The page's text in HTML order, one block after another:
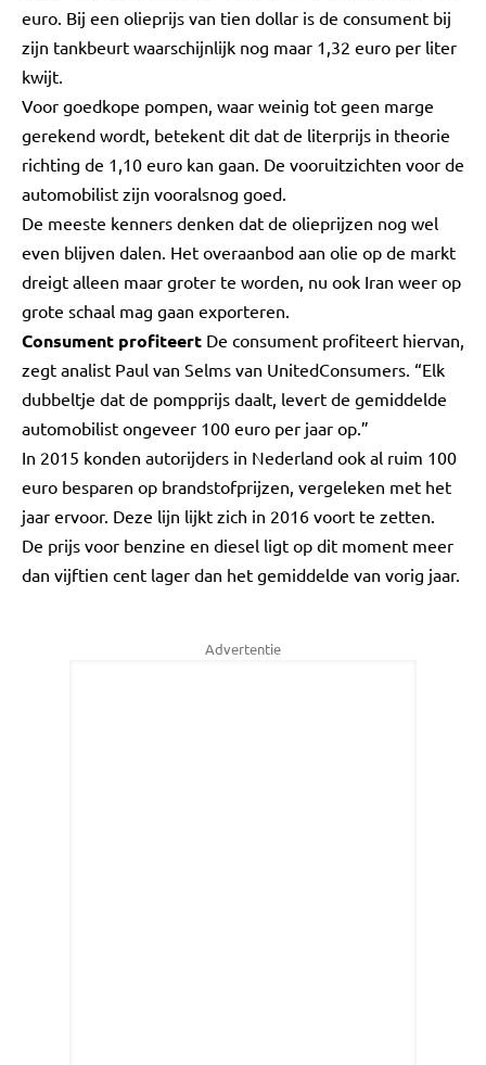
euro. Bij een olieprijs van tien dollar is de consument bij
zijn tankbeurt waarschijnlijk nog maar 1,32 euro per liter
kwijt.
Voor goedkope pompen, waar weinig tot geen marge
gerekend wordt, betekent dit dat de literprijs in theorie
richting de 1,10 euro kan gaan. De vooruitzichten voor de
automobilist zijn vooralsnog goed.
De meeste kenners denken dat de olieprijzen nog wel
even blijven dalen. Het overaanbod aan olie op de markt
dreigt alleen maar groter te worden, nu ook Iran weer op
grote schaal mag gaan exporteren.
Consument profiteert De consument profiteert hiervan,
zegt analist Paul van Selms van UnitedConsumers. “Elk
dubbeltje dat de pompprijs daalt, levert de gemiddelde
automobilist ongeveer 100 euro per jaar op.”
In 2015 konden autorijders in Nederland ook al ruim 100
euro besparen op brandstofprijzen, vergeleken met het
jaar ervoor. Deze lijn lijkt zich in 2016 voort te zetten.
De prijs voor benzine en diesel ligt op dit moment meer
dan vijftien cent lager dan het gemiddelde van vorig jaar.
Advertentie